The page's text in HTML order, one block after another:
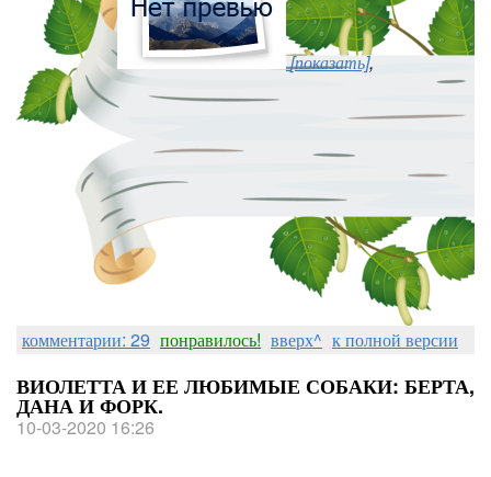
[показать],
комментарии: 29 понравилось! вверх^ к полной версии
ВИОЛЕТТА И ЕЕ ЛЮБИМЫЕ СОБАКИ: БЕРТА,
ДАНА И ФОРК.
10-03-2020 16:26